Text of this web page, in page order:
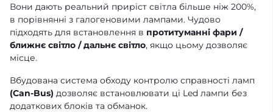
Вони дають реальний приріст світла більше ніж 200%,
в порівнянні з галогеновими лампами. Чудово
підходять для встановлення в протитуманні фари /
ближнє світло / дальнє світло, якщо цьому дозволяє
місце.
Вбудована система обходу контролю справності ламп
(Can-Bus) дозволяє встановлювати ці Led лампи без
додаткових блоків та обманок.